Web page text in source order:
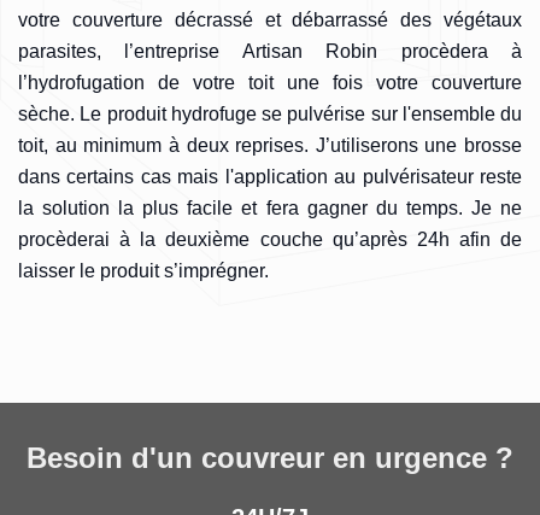
votre couverture décrassé et débarrassé des végétaux
parasites, l’entreprise Artisan Robin procèdera à
l’hydrofugation de votre toit une fois votre couverture
sèche. Le produit hydrofuge se pulvérise sur l'ensemble du
toit, au minimum à deux reprises. J’utiliserons une brosse
dans certains cas mais l'application au pulvérisateur reste
la solution la plus facile et fera gagner du temps. Je ne
procèderai à la deuxième couche qu’après 24h afin de
laisser le produit s’imprégner.
Besoin d'un couvreur en urgence ?